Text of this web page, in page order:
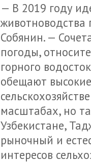
— В 2019 году
Собянин. —
погоды,
горного
обещают
масштабах, но
Узбекистане,
рыночный и
интересов